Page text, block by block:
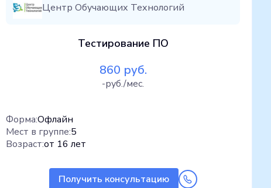
Центр Обучающих Технологий
Тестирование ПО
860 руб.
-руб./мес.
Форма:Офлайн
Мест в группе:5
Возраст:от 16 лет
Получить консультацию